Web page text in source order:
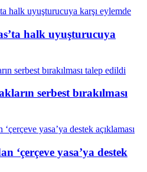
halk uyuşturucuya
serbest bırakılması
‘çerçeve yasa’ya destek